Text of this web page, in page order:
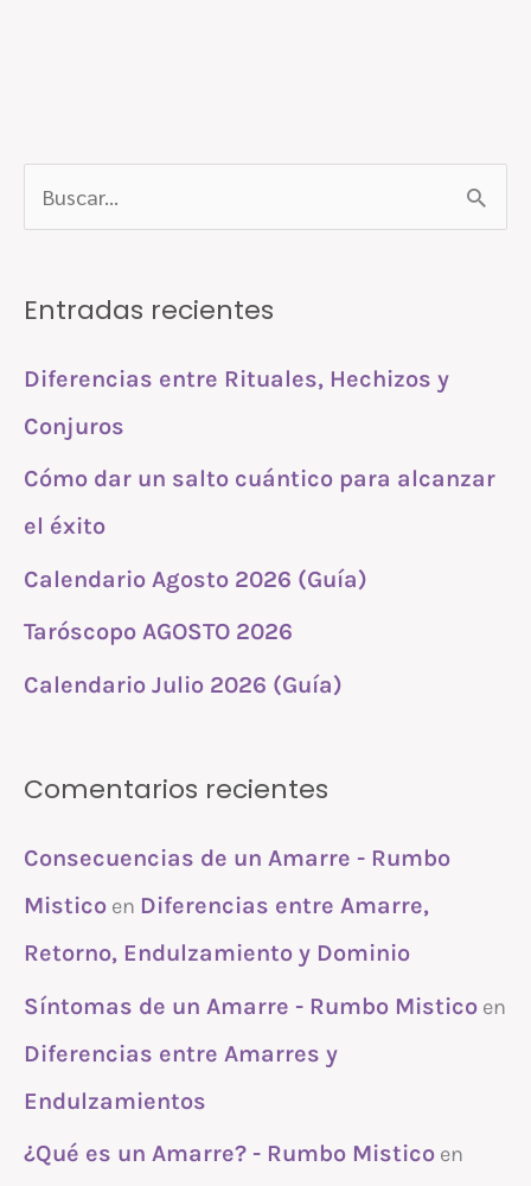
c
p
o
r
Entradas recientes
Diferencias entre Rituales, Hechizos y
Conjuros
Cómo dar un salto cuántico para alcanzar
el éxito
Calendario Agosto 2026 (Guía)
Taróscopo AGOSTO 2026
Calendario Julio 2026 (Guía)
Comentarios recientes
Consecuencias de un Amarre - Rumbo
Mistico en Diferencias entre Amarre,
Retorno, Endulzamiento y Dominio
Síntomas de un Amarre - Rumbo Mistico en
Diferencias entre Amarres y
Endulzamientos
¿Qué es un Amarre? - Rumbo Mistico en